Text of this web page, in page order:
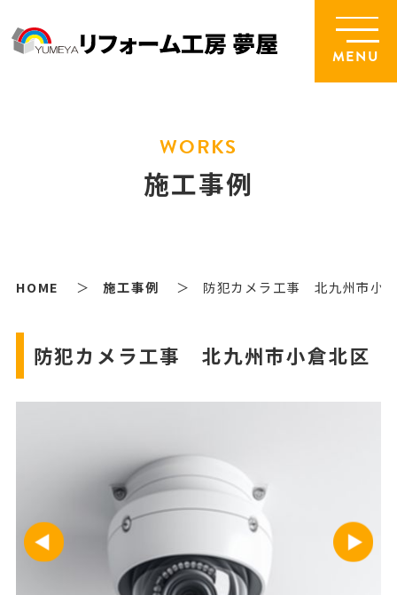
MENU
WORKS
施工事例
HOME 施工事例 防犯カメラ工事 北九州市小
防犯カメラ工事 北九州市小倉北区